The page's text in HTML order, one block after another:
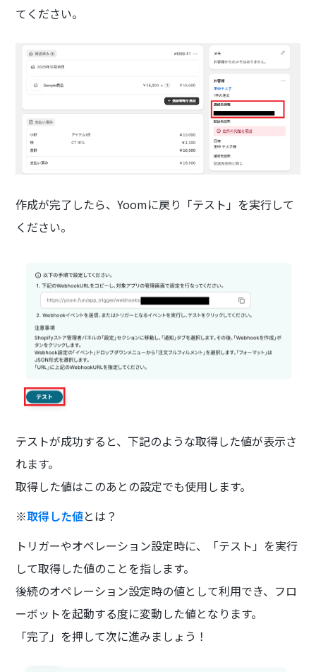
てください。
作成が完了したら、Yoomに戻り「テスト」を実行して
ください。
テストが成功すると、下記のような取得した値が表示さ
れます。
取得した値はこのあとの設定でも使用します。
※取得した値とは？
トリガーやオペレーション設定時に、「テスト」を実行
して取得した値のことを指します。
後続のオペレーション設定時の値として利用でき、フロ
ーボットを起動する度に変動した値となります。
「完了」を押して次に進みましょう！